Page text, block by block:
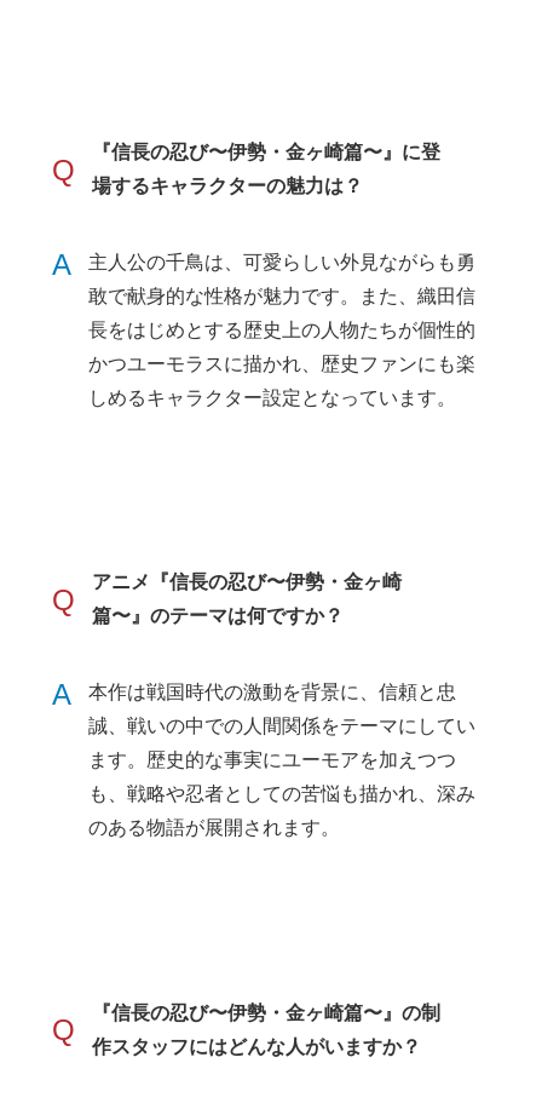
Q
『信長の忍び〜伊勢・金ヶ崎篇〜』に登
場するキャラクターの魅力は？
A
主人公の千鳥は、可愛らしい外見ながらも勇
敢で献身的な性格が魅力です。また、織田信
長をはじめとする歴史上の人物たちが個性的
かつユーモラスに描かれ、歴史ファンにも楽
しめるキャラクター設定となっています。
Q
アニメ『信長の忍び〜伊勢・金ヶ崎
篇〜』のテーマは何ですか？
A
本作は戦国時代の激動を背景に、信頼と忠
誠、戦いの中での人間関係をテーマにしてい
ます。歴史的な事実にユーモアを加えつつ
も、戦略や忍者としての苦悩も描かれ、深み
のある物語が展開されます。
Q
『信長の忍び〜伊勢・金ヶ崎篇〜』の制
作スタッフにはどんな人がいますか？